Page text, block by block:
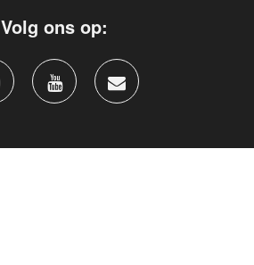
Volg ons op: